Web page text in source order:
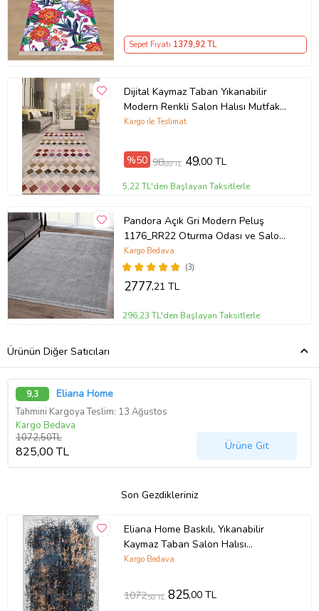
Sepet Fiyatı 1379,92 TL
Dijital Kaymaz Taban Yıkanabilir
Modern Renkli Salon Halısı Mutfak
Halısı Yolluk ND-HT-1342 (Çok
Kargo ile Teslimat
%50 98,00 TL 49,00 TL
5,22 TL'den Başlayan Taksitlerle
Pandora Açık Gri Modern Peluş
1176_RR22 Oturma Odası ve Salon
Halısı
(3)
Kargo Bedava
2777,21 TL
296,23 TL'den Başlayan Taksitlerle
Ürünün Diğer Satıcıları
9,3 Eliana Home
Tahmini Kargoya Teslim: 13 Ağustos
Kargo Bedava
1072,50TL
825,00 TL Ürüne Git
Son Gezdikleriniz
Eliana Home Baskılı, Yıkanabilir
Kaymaz Taban Salon Halısı
LNA0498 100x150 cm (Lacivert)
Kargo Bedava
1072,50 TL 825,00 TL